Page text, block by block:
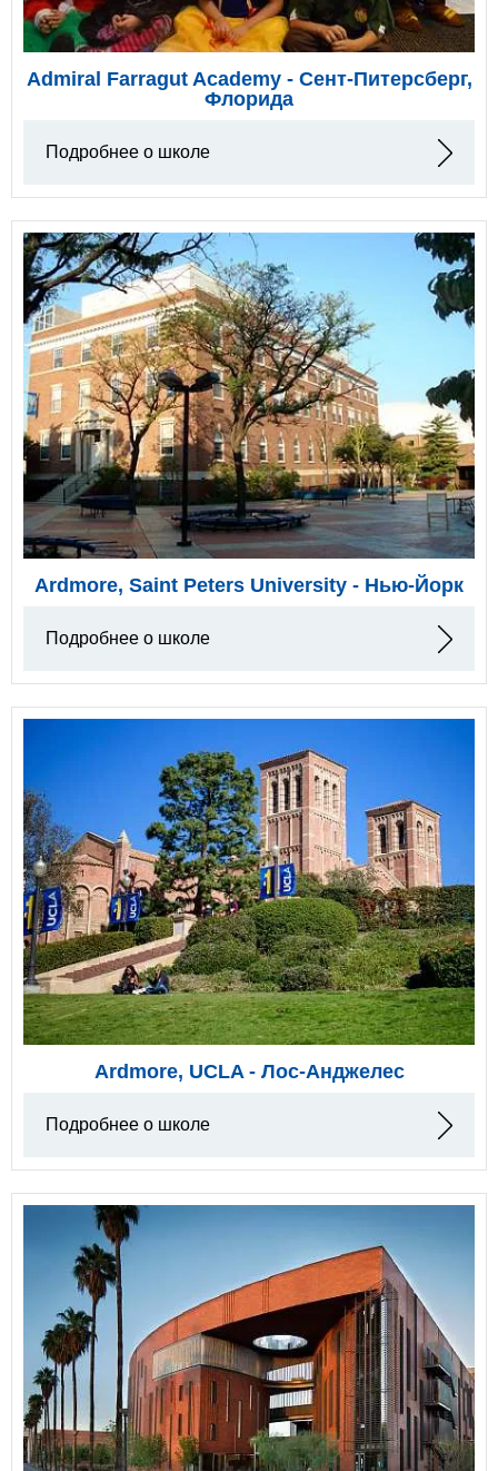
Admiral Farragut Academy - Сент-Питерсберг,
Флорида
Подробнее о школе
Ardmore, Saint Peters University - Нью-Йорк
Подробнее о школе
Ardmore, UCLA - Лос-Анджелес
Подробнее о школе